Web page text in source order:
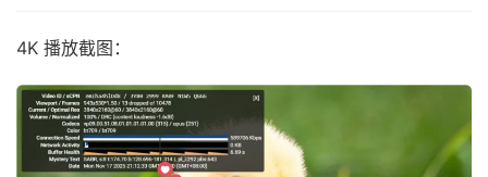
4K 播放截图：